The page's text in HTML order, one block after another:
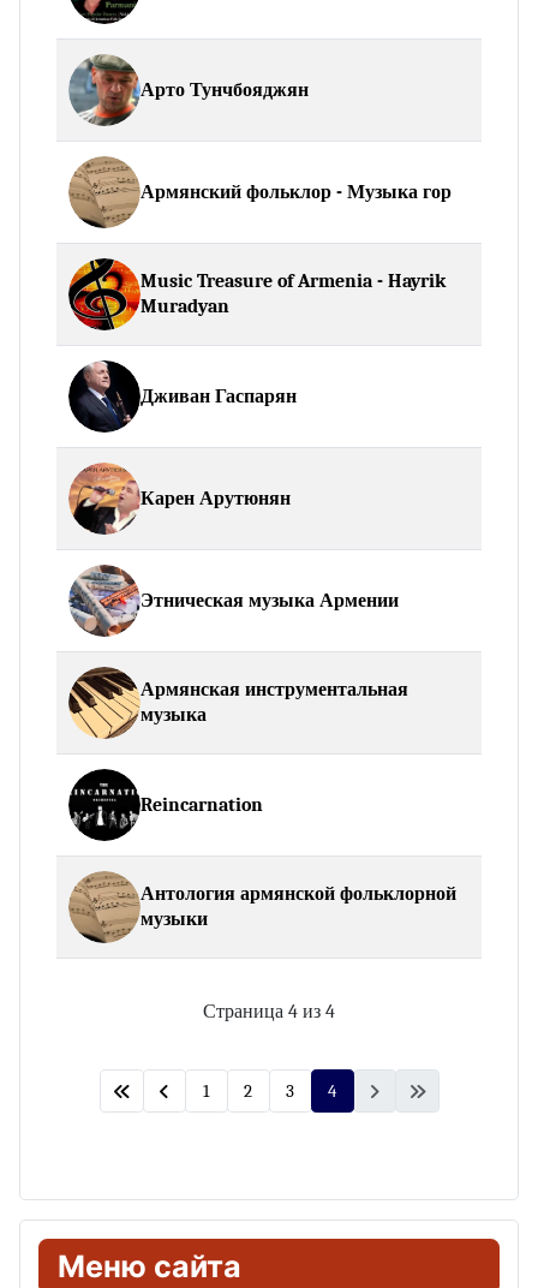
Меню сайта
Арто Тунчбояджян
Армянский фольклор - Музыка гор
Music Treasure of Armenia - Hayrik
Muradyan
Дживан Гаспарян
Карен Арутюнян
Этническая музыка Армении
Армянская инструментальная
музыка
Reincarnation
Антология армянской фольклорной
музыки
Страница 4 из 4
1 2 3 4